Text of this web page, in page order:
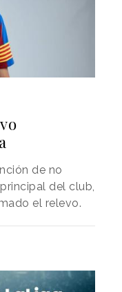
de no
del club,
el relevo.